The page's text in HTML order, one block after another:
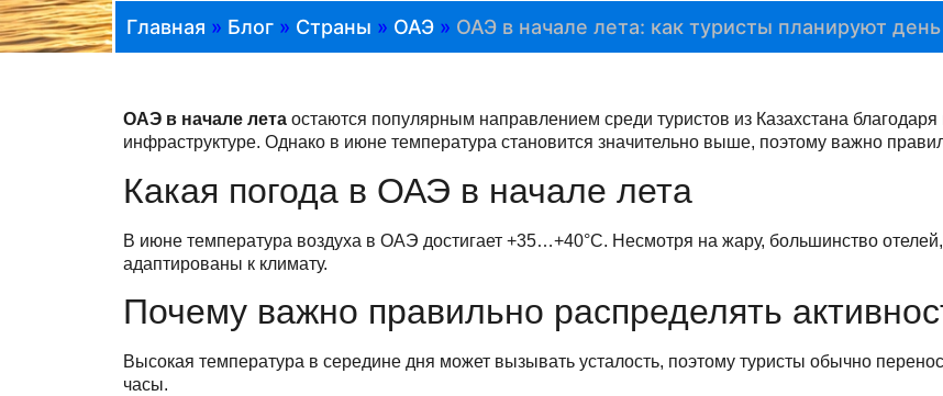
Главная » Блог » Страны » ОАЭ » ОАЭ в начале лета: как туристы планируют
ОАЭ в начале лета остаются популярным направлением среди туристов из Казахстана
инфраструктуре. Однако в июне температура становится значительно выше, поэтому важно
Какая погода в ОАЭ в начале лета
В июне температура воздуха в ОАЭ достигает +35…+40°C. Несмотря на жару, большинство
адаптированы к климату.
Почему важно правильно распределять
Высокая температура в середине дня может вызывать усталость, поэтому туристы обычно
часы.